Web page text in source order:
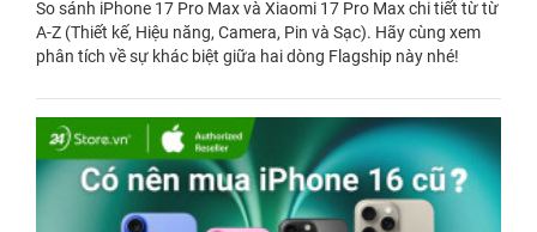
So sánh iPhone 17 Pro Max và Xiaomi 17 Pro Max chi tiết từ từ
A-Z (Thiết kế, Hiệu năng, Camera, Pin và Sạc). Hãy cùng xem
phân tích về sự khác biệt giữa hai dòng Flagship này nhé!